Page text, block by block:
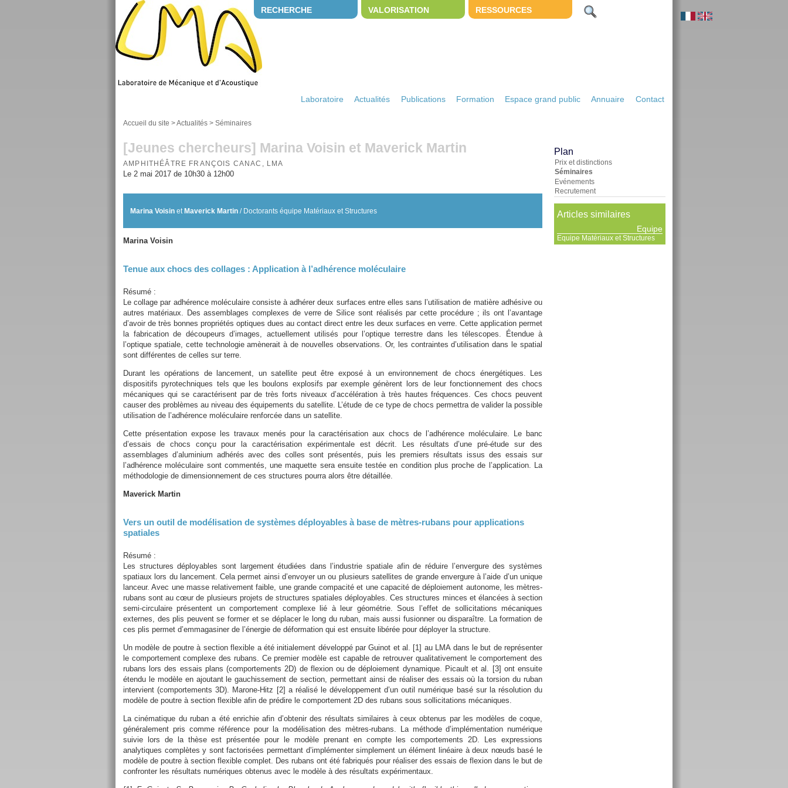
RECHERCHE VALORISATION RESSOURCES
Laboratoire Actualités Publications Formation Espace grand public Annuaire Contact
Accueil du site >Actualités > Séminaires
[Jeunes chercheurs] Marina Voisin et Maverick Martin
AMPHITHÉÂTRE FRANÇOIS CANAC, LMA
Le 2 mai 2017 de 10h30 à 12h00
Marina Voisinet Maverick Martin/ Doctorants équipe Matériaux et Structures
Marina Voisin
Tenue aux chocs des collages : Application à l’adhérence moléculaire
Résumé :
Le collage par adhérence moléculaire consiste à adhérer deux surfaces entre elles sans l’utilisation de matière adhésive ou
autres matériaux. Des assemblages complexes de verre de Silice sont réalisés par cette procédure ; ils ont l’avantage
d’avoir de très bonnes propriétés optiques dues au contact direct entre les deux surfaces en verre. Cette application permet
la fabrication de découpeurs d’images, actuellement utilisés pour l’optique terrestre dans les télescopes. Étendue à
l’optique spatiale, cette technologie amènerait à de nouvelles observations. Or, les contraintes d’utilisation dans le spatial
sont différentes de celles sur terre.
Durant les opérations de lancement, un satellite peut être exposé à un environnement de chocs énergétiques. Les
dispositifs pyrotechniques tels que les boulons explosifs par exemple génèrent lors de leur fonctionnement des chocs
mécaniques qui se caractérisent par de très forts niveaux d’accélération à très hautes fréquences. Ces chocs peuvent
causer des problèmes au niveau des équipements du satellite. L’étude de ce type de chocs permettra de valider la possible
utilisation de l’adhérence moléculaire renforcée dans un satellite.
Cette présentation expose les travaux menés pour la caractérisation aux chocs de l’adhérence moléculaire. Le banc
d’essais de chocs conçu pour la caractérisation expérimentale est décrit. Les résultats d’une pré-étude sur des
assemblages d’aluminium adhérés avec des colles sont présentés, puis les premiers résultats issus des essais sur
l’adhérence moléculaire sont commentés, une maquette sera ensuite testée en condition plus proche de l’application. La
méthodologie de dimensionnement de ces structures pourra alors être détaillée.
Maverick Martin
Vers un outil de modélisation de systèmes déployables à base de mètres-rubans pour applications
spatiales
Résumé :
Les structures déployables sont largement étudiées dans l’industrie spatiale afin de réduire l’envergure des systèmes
spatiaux lors du lancement. Cela permet ainsi d’envoyer un ou plusieurs satellites de grande envergure à l’aide d’un unique
lanceur. Avec une masse relativement faible, une grande compacité et une capacité de déploiement autonome, les mètres-
rubans sont au cœur de plusieurs projets de structures spatiales déployables. Ces structures minces et élancées à section
semi-circulaire présentent un comportement complexe lié à leur géométrie. Sous l’effet de sollicitations mécaniques
externes, des plis peuvent se former et se déplacer le long du ruban, mais aussi fusionner ou disparaître. La formation de
ces plis permet d’emmagasiner de l’énergie de déformation qui est ensuite libérée pour déployer la structure.
Un modèle de poutre à section flexible a été initialement développé par Guinot et al. [1] au LMA dans le but de représenter
le comportement complexe des rubans. Ce premier modèle est capable de retrouver qualitativement le comportement des
rubans lors des essais plans (comportements 2D) de flexion ou de déploiement dynamique. Picault et al. [3] ont ensuite
étendu le modèle en ajoutant le gauchissement de section, permettant ainsi de réaliser des essais où la torsion du ruban
intervient (comportements 3D). Marone-Hitz [2] a réalisé le développement d’un outil numérique basé sur la résolution du
modèle de poutre à section flexible afin de prédire le comportement 2D des rubans sous sollicitations mécaniques.
La cinématique du ruban a été enrichie afin d’obtenir des résultats similaires à ceux obtenus par les modèles de coque,
généralement pris comme référence pour la modélisation des mètres-rubans. La méthode d’implémentation numérique
suivie lors de la thèse est présentée pour le modèle prenant en compte les comportements 2D. Les expressions
analytiques complètes y sont factorisées permettant d’implémenter simplement un élément linéaire à deux nœuds basé le
modèle de poutre à section flexible complet. Des rubans ont été fabriqués pour réaliser des essais de flexion dans le but de
confronter les résultats numériques obtenus avec le modèle à des résultats expérimentaux.
Plan
Prix et distinctions
Séminaires
Evénements
Recrutement
Articles similaires
Equipe
Equipe Matériaux et Structures